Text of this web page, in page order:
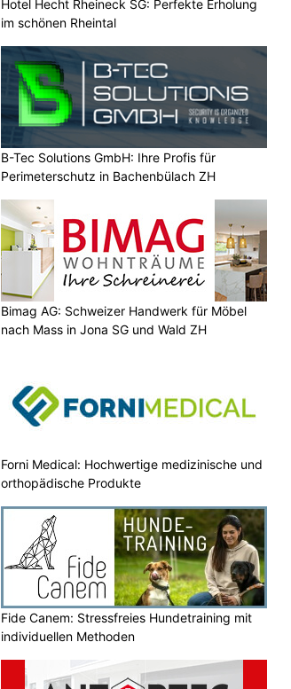
Hotel Hecht Rheineck SG: Perfekte Erholung
im schönen Rheintal
B-Tec Solutions GmbH: Ihre Profis für
Perimeterschutz in Bachenbülach ZH
Bimag AG: Schweizer Handwerk für Möbel
nach Mass in Jona SG und Wald ZH
Forni Medical: Hochwertige medizinische und
orthopädische Produkte
Fide Canem: Stressfreies Hundetraining mit
individuellen Methoden